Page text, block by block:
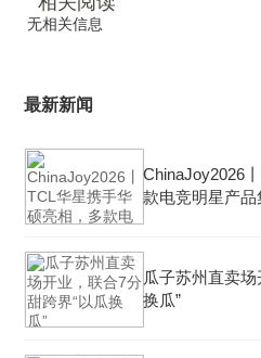
无相关信息
最新新闻
ChinaJoy2026
款电竞明星产品
瓜子苏州直卖
换瓜”